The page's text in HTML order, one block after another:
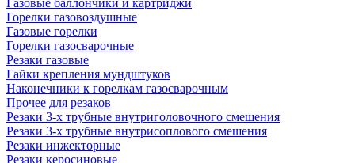
Газовые баллончики и картриджи
Горелки газовоздушные
Газовые горелки
Горелки газосварочные
Резаки газовые
Гайки крепления мундштуков
Наконечники к горелкам газосварочным
Прочее для резаков
Резаки 3-х трубные внутриголовочного смешения
Резаки 3-х трубные внутрисоплового смешения
Резаки инжекторные
Резаки керосиновые